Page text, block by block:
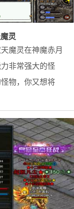
灵
魔灵在神魔赤月
非常强大的怪
物，你又想将